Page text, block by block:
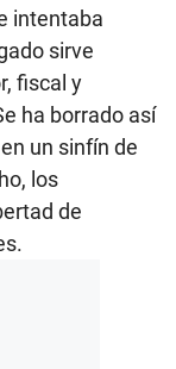
intentaba
sirve
fiscal y
ha borrado así
un sinfín de
los
de